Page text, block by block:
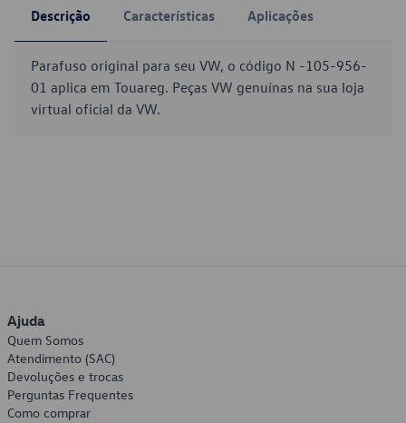
Descrição Características Aplicações
Parafuso original para seu VW, o código N -105-956-
01 aplica em Touareg. Peças VW genuínas na sua loja
virtual oficial da VW.
Ajuda
Quem Somos
Atendimento (SAC)
Devoluções e trocas
Perguntas Frequentes
Como comprar